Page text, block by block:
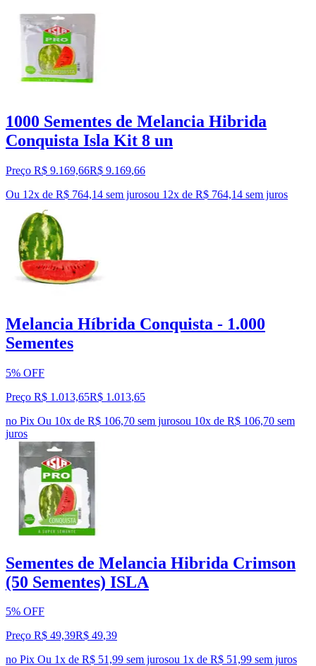
1000 Sementes de Melancia Hibrida
Conquista Isla Kit 8 un
Preço R$ 9.169,66R$ 9.169,66
Ou 12x de R$ 764,14 sem jurosou 12x de R$ 764,14 sem juros
Melancia Híbrida Conquista - 1.000
Sementes
5% OFF
Preço R$ 1.013,65R$ 1.013,65
no Pix Ou 10x de R$ 106,70 sem jurosou 10x de R$ 106,70 sem
juros
Sementes de Melancia Hibrida Crimson
(50 Sementes) ISLA
5% OFF
Preço R$ 49,39R$ 49,39
no Pix Ou 1x de R$ 51,99 sem jurosou 1x de R$ 51,99 sem juros